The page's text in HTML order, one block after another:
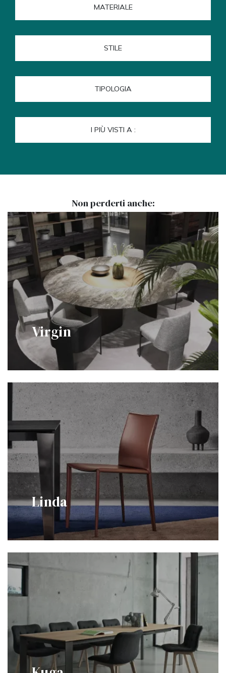
MATERIALE
STILE
TIPOLOGIA
I PIÙ VISTI A :
Non perderti anche:
Virgin
Linda